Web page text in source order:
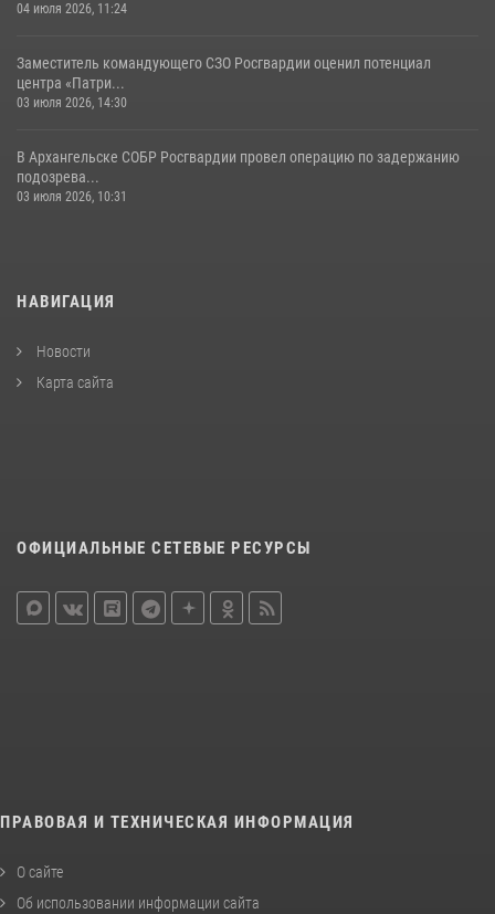
04 июля 2026, 11:24
Заместитель командующего СЗО Росгвардии оценил потенциал
центра «Патри...
03 июля 2026, 14:30
В Архангельске СОБР Росгвардии провел операцию по задержанию
подозрева...
03 июля 2026, 10:31
НАВИГАЦИЯ
Новости
Карта сайта
ОФИЦИАЛЬНЫЕ СЕТЕВЫЕ РЕСУРСЫ
ПРАВОВАЯ И ТЕХНИЧЕСКАЯ ИНФОРМАЦИЯ
О сайте
Об использовании информации сайта